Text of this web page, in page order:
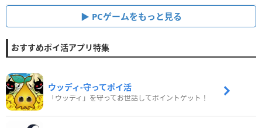
PCゲームをもっと見る
おすすめポイ活アプリ特集
ウッディ‐守ってポイ活
「ウッディ」を守ってお世話してポイントゲット！